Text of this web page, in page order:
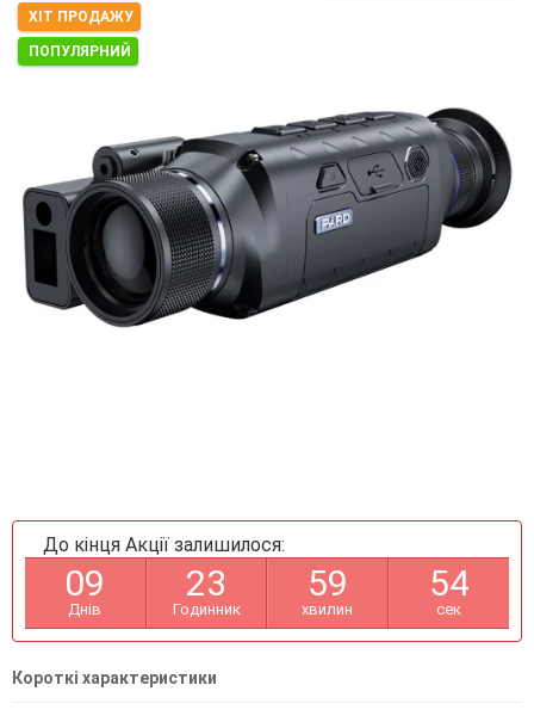
ХІТ ПРОДАЖУ
ПОПУЛЯРНИЙ
До кінця Акції залишилося:
09
Днів
23
Годинник
59
хвилин
54
сек
Короткі характеристики